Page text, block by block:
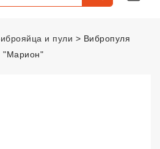
и пули
Вибропуля
"Марион"